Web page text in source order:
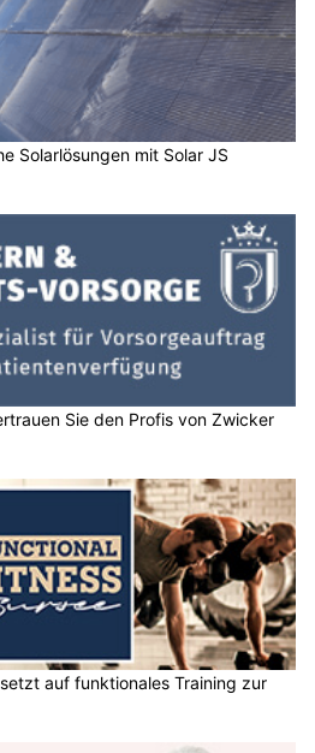
Solarlösungen mit Solar JS
Sie den Profis von Zwicker
auf funktionales Training zur